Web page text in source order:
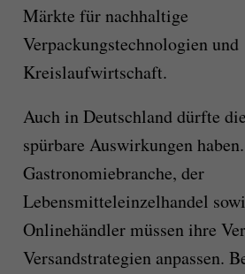
Märkte für nachhaltige
Verpackungstechnologien und
Kreislaufwirtschaft.
Auch in Deutschland dürfte
spürbare Auswirkungen
Gastronomiebranche, der
Lebensmitteleinzelhandel
Onlinehändler müssen ihre
Versandstrategien anpassen.